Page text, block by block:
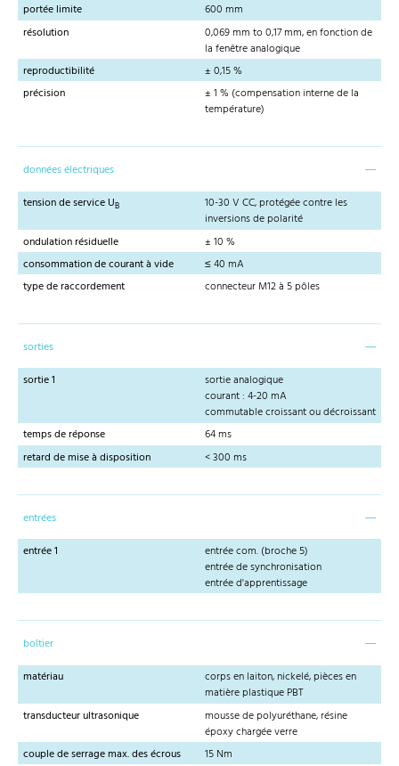
portée limite
600 mm
résolution
0,069 mm to 0,17 mm, en fonction de
la fenêtre analogique
reproductibilité
± 0,15 %
précision
± 1 % (compensation interne de la
température)
données électriques
tension de service UB
10-30 V CC, protégée contre les
inversions de polarité
ondulation résiduelle
± 10 %
consommation de courant à vide
≤ 40 mA
type de raccordement
connecteur M12 à 5 pôles
sorties
sortie 1
sortie analogique
courant : 4-20 mA
commutable croissant ou décroissant
temps de réponse
64 ms
retard de mise à disposition
< 300 ms
entrées
entrée 1
entrée com. (broche 5)
entrée de synchronisation
entrée d'apprentissage
boîtier
matériau
corps en laiton, nickelé, pièces en
matière plastique PBT
transducteur ultrasonique
mousse de polyuréthane, résine
époxy chargée verre
couple de serrage max. des écrous
15 Nm